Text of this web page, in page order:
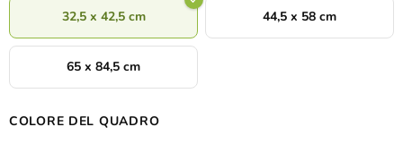
32,5 x 42,5 cm 44,5 x 58 cm
65 x 84,5 cm
COLORE DEL QUADRO